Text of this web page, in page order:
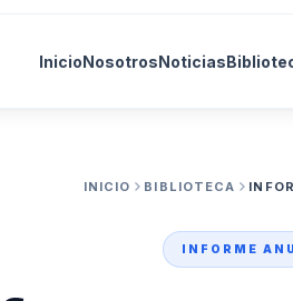
InicioNosotrosNoticias
INICIO BIBLIOTECA
INFORME